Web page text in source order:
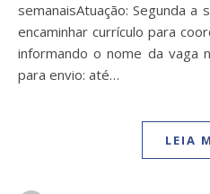
semanaisAtuação: Segunda
encaminhar currículo para
informando o nome da vaga
para envio: até…
LEIA